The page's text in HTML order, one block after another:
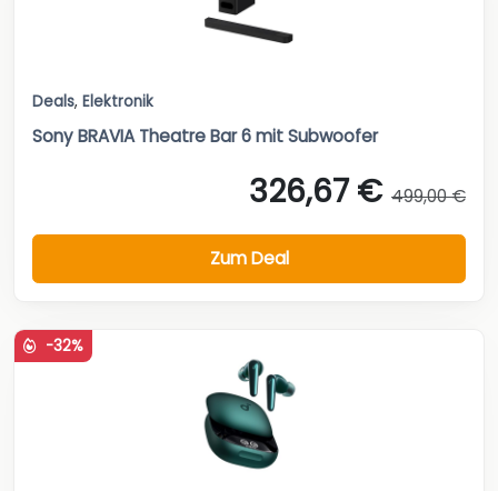
Deals, Elektronik
Sony BRAVIA Theatre Bar 6 mit Subwoofer
326,67 € 499,00 €
Zum Deal
-32%